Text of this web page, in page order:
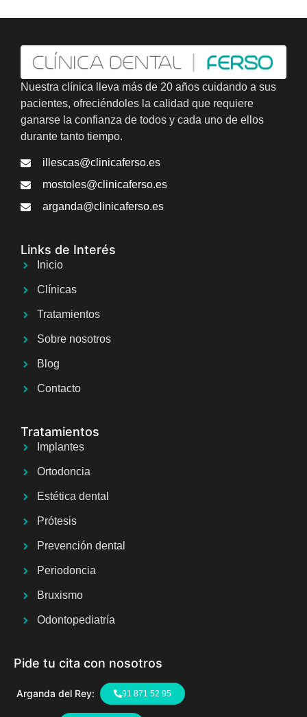
Nuestra clínica lleva más de 20 años cuidando a sus
pacientes, ofreciéndoles la calidad que requiere
ganarse la confianza de todos y cada uno de ellos
durante tanto tiempo.
illescas@clinicaferso.es
mostoles@clinicaferso.es
arganda@clinicaferso.es
Links de Interés
Inicio
Clínicas
Tratamientos
Sobre nosotros
Blog
Contacto
Tratamientos
Implantes
Ortodoncia
Estética dental
Prótesis
Prevención dental
Periodoncia
Bruxismo
Odontopediatría
Pide tu cita con nosotros
Arganda del Rey: 91 871 52 95